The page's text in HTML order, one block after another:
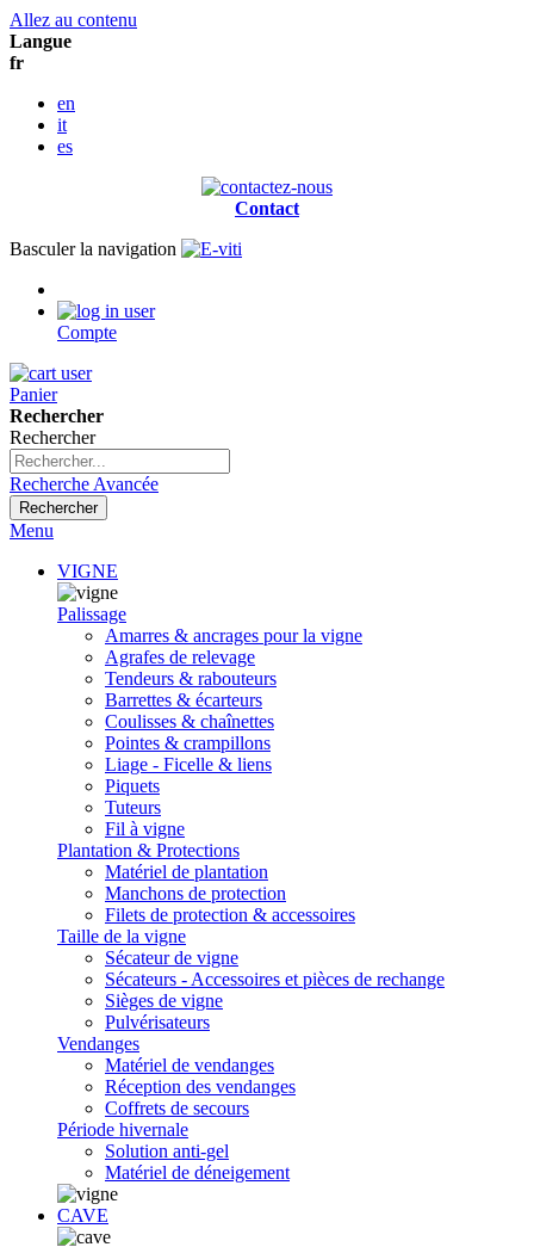
Allez au contenu
Langue
fr
en
it
es
Contact
Basculer la navigation
Compte
Panier
Rechercher
Rechercher
Recherche Avancée
Rechercher
Menu
VIGNE
Palissage
Amarres & ancrages pour la vigne
Agrafes de relevage
Tendeurs & rabouteurs
Barrettes & écarteurs
Coulisses & chaînettes
Pointes & crampillons
Liage - Ficelle & liens
Piquets
Tuteurs
Fil à vigne
Plantation & Protections
Matériel de plantation
Manchons de protection
Filets de protection & accessoires
Taille de la vigne
Sécateur de vigne
Sécateurs - Accessoires et pièces de rechange
Sièges de vigne
Pulvérisateurs
Vendanges
Matériel de vendanges
Réception des vendanges
Coffrets de secours
Période hivernale
Solution anti-gel
Matériel de déneigement
CAVE